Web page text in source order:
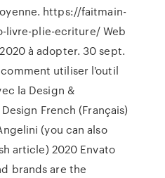
https://faitmain-
livre-plie-ecriture/ Web
à adopter. 30 sept.
utiliser l'outil
la Design &
French (Français)
(you can also
article) 2020 Envato
brands are the